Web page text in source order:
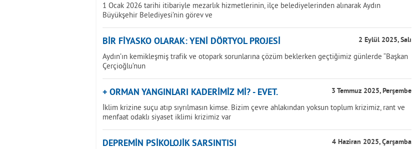
1 Ocak 2026 tarihi itibariyle mezarlık hizmetlerinin, ilçe belediyelerinden alınarak Aydın
Büyükşehir Belediyesi’nin görev ve
BİR FİYASKO OLARAK: YENİ DÖRTYOL PROJESİ 2 Eylül 2025, Salı
Aydın’ın kemikleşmiş trafik ve otopark sorunlarına çözüm beklerken geçtiğimiz günlerde “Başkan
Çerçioğlu’nun
+ ORMAN YANGINLARI KADERİMİZ Mİ? - EVET. 3 Temmuz 2025, Perşembe
İklim krizine suçu atıp sıyrılmasın kimse. Bizim çevre ahlakından yoksun toplum krizimiz, rant ve
menfaat odaklı siyaset iklimi krizimiz var
DEPREMİN PSİKOLOJİK SARSINTISI 4 Haziran 2025, Çarşamba